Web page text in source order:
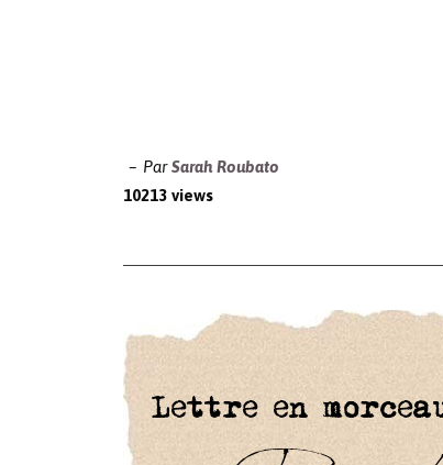
ParSarah Roubato
10213 views